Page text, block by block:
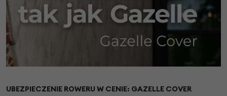
UBEZPIECZENIE ROWERU W CENIE: GAZELLE COVER